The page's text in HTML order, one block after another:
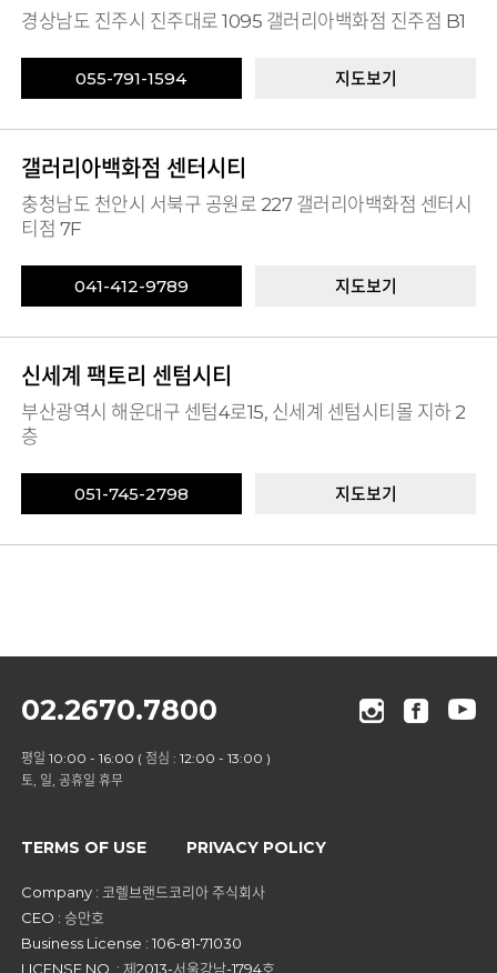
경상남도 진주시 진주대로 1095 갤러리아백화점 진주점 B1
055-791-1594 지도보기
갤러리아백화점 센터시티
충청남도 천안시 서북구 공원로 227 갤러리아백화점 센터시
티점 7F
041-412-9789 지도보기
신세계 팩토리 센텀시티
부산광역시 해운대구 센텀4로15, 신세계 센텀시티몰 지하 2
층
051-745-2798 지도보기
02.2670.7800
평일 10:00 - 16:00 ( 점심 : 12:00 - 13:00 )
토, 일, 공휴일 휴무
TERMS OF USE PRIVACY POLICY
Company : 코렐브랜드코리아 주식회사
CEO : 승만호
Business License : 106-81-71030
LICENSE NO. : 제2013-서울강남-1794호